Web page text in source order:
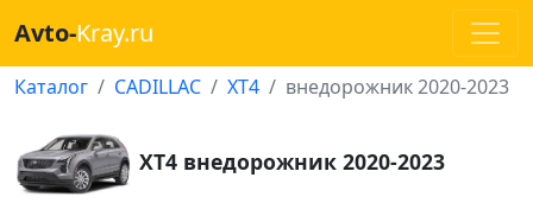
Avto-Kray.ru
Каталог CADILLAC XT4 внедорожник 2020-2023
XT4 внедорожник 2020-2023